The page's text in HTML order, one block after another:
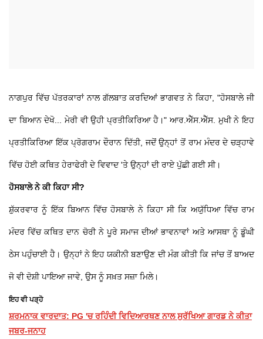
ਨਾਗਪੁਰ ਵਿੱਚ ਪੱਤਰਕਾਰਾਂ ਨਾਲ ਗੱਲਬਾਤ ਕਰਦਿਆਂ ਭਾਗਵਤ ਨੇ ਕਿਹਾ, "ਹੋਸਬਾਲੇ ਜੀ
ਦਾ ਬਿਆਨ ਦੇਖੋ... ਮੇਰੀ ਵੀ ਉਹੀ ਪ੍ਰਤੀਕਿਰਿਆ ਹੈ।" ਆਰ.ਐੱਸ.ਐੱਸ. ਮੁਖੀ ਨੇ ਇਹ
ਪ੍ਰਤੀਕਿਰਿਆ ਇੱਕ ਪ੍ਰੋਗਰਾਮ ਦੌਰਾਨ ਦਿੱਤੀ, ਜਦੋਂ ਉਨ੍ਹਾਂ ਤੋਂ ਰਾਮ ਮੰਦਰ ਦੇ ਚੜ੍ਹਾਵੇ
ਵਿੱਚ ਹੋਈ ਕਥਿਤ ਹੇਰਾਫੇਰੀ ਦੇ ਵਿਵਾਦ 'ਤੇ ਉਨ੍ਹਾਂ ਦੀ ਰਾਏ ਪੁੱਛੀ ਗਈ ਸੀ।
ਹੋਸਬਾਲੇ ਨੇ ਕੀ ਕਿਹਾ ਸੀ?
ਸ਼ੁੱਕਰਵਾਰ ਨੂੰ ਇੱਕ ਬਿਆਨ ਵਿੱਚ ਹੋਸਬਾਲੇ ਨੇ ਕਿਹਾ ਸੀ ਕਿ ਅਯੁੱਧਿਆ ਵਿੱਚ ਰਾਮ
ਮੰਦਰ ਵਿੱਚ ਕਥਿਤ ਦਾਨ ਚੋਰੀ ਨੇ ਪੂਰੇ ਸਮਾਜ ਦੀਆਂ ਭਾਵਨਾਵਾਂ ਅਤੇ ਆਸਥਾ ਨੂੰ ਡੂੰਘੀ
ਠੇਸ ਪਹੁੰਚਾਈ ਹੈ। ਉਨ੍ਹਾਂ ਨੇ ਇਹ ਯਕੀਨੀ ਬਣਾਉਣ ਦੀ ਮੰਗ ਕੀਤੀ ਕਿ ਜਾਂਚ ਤੋਂ ਬਾਅਦ
ਜੋ ਵੀ ਦੋਸ਼ੀ ਪਾਇਆ ਜਾਵੇ, ਉਸ ਨੂੰ ਸਖ਼ਤ ਸਜ਼ਾ ਮਿਲੇ।
ਇਹ ਵੀ ਪੜ੍ਹੋ
ਸ਼ਰਮਨਾਕ ਵਾਰਦਾਤ: PG 'ਚ ਰਹਿੰਦੀ ਵਿਦਿਆਰਥਣ ਨਾਲ ਸੁਰੱਖਿਆ ਗਾਰਡ ਨੇ ਕੀਤਾ
ਜਬਰ-ਜਨਾਹ